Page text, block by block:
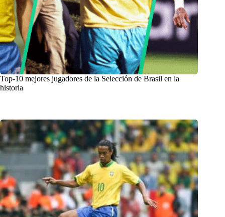
Top-10 mejores jugadores de la Selección de Brasil en la
historia